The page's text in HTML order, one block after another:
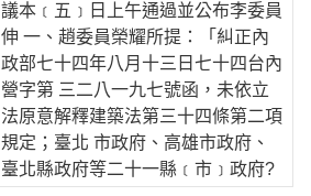
議本﹝五﹞日上午通過並公布李委員
伸 一、趙委員榮耀所提：「糾正內
政部七十四年八月十三日七十四台內
營字第 三二八一九七號函，未依立
法原意解釋建築法第三十四條第二項
規定；臺北 市政府、高雄市政府、
臺北縣政府等二十一縣﹝市﹞政府?